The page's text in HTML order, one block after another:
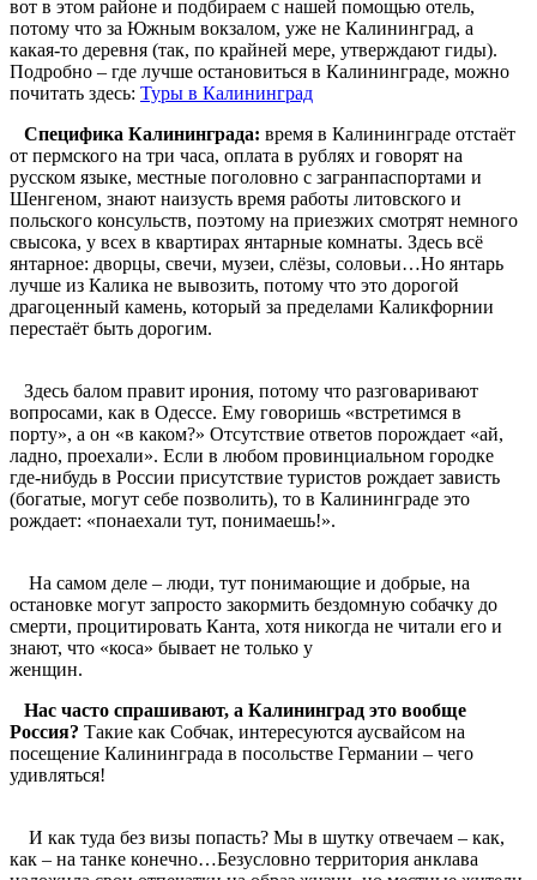
вот в этом районе и подбираем с нашей помощью отель,
потому что за Южным вокзалом, уже не Калининград, а
какая-то деревня (так, по крайней мере, утверждают гиды).
Подробно – где лучше остановиться в Калининграде, можно
почитать здесь: Туры в Калининград
Специфика Калининграда: время в Калининграде отстаёт
от пермского на три часа, оплата в рублях и говорят на
русском языке, местные поголовно с загранпаспортами и
Шенгеном, знают наизусть время работы литовского и
польского консульств, поэтому на приезжих смотрят немного
свысока, у всех в квартирах янтарные комнаты. Здесь всё
янтарное: дворцы, свечи, музеи, слёзы, соловьи…Но янтарь
лучше из Калика не вывозить, потому что это дорогой
драгоценный камень, который за пределами Каликфорнии
перестаёт быть дорогим.
Здесь балом правит ирония, потому что разговаривают
вопросами, как в Одессе. Ему говоришь «встретимся в
порту», а он «в каком?» Отсутствие ответов порождает «ай,
ладно, проехали». Если в любом провинциальном городке
где-нибудь в России присутствие туристов рождает зависть
(богатые, могут себе позволить), то в Калининграде это
рождает: «понаехали тут, понимаешь!».
На самом деле – люди, тут понимающие и добрые, на
остановке могут запросто закормить бездомную собачку до
смерти, процитировать Канта, хотя никогда не читали его и
знают, что «коса» бывает не только у
женщин.
Нас часто спрашивают, а Калининград это вообще
Россия? Такие как Собчак, интересуются аусвайсом на
посещение Калининграда в посольстве Германии – чего
удивляться!
И как туда без визы попасть? Мы в шутку отвечаем – как,
как – на танке конечно…Безусловно территория анклава